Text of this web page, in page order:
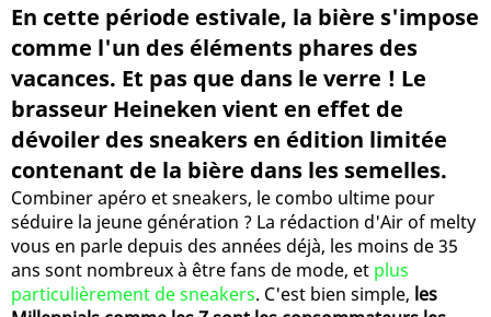
En cette période estivale, la bière s'impose
comme l'un des éléments phares des
vacances. Et pas que dans le verre ! Le
brasseur Heineken vient en effet de
dévoiler des sneakers en édition limitée
contenant de la bière dans les semelles.
Combiner apéro et sneakers, le combo ultime pour
séduire la jeune génération ? La rédaction d'Air of melty
vous en parle depuis des années déjà, les moins de 35
ans sont nombreux à être fans de mode, et plus
particulièrement de sneakers. C'est bien simple, les